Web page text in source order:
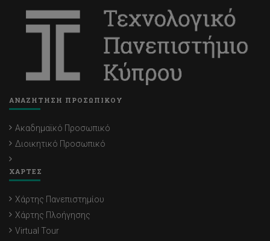
ΑΝΑΖΗΤΗΣΗ ΠΡΟΣΩΠΙΚΟΥ
Ακαδημαϊκό Προσωπικό
Διοικητικό Προσωπικό
ΧΑΡΤΕΣ
Χάρτης Πανεπιστημίου
Χάρτης Πλοήγησης
Virtual Tour